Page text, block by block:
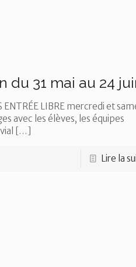
du 31 mai au 24
LIBRE mercredi et
avec les élèves, les équipes
[…]
Lire la